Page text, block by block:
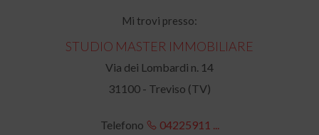
Mi trovi presso:
STUDIO MASTER IMMOBILIARE
Via dei Lombardi n. 14
31100 - Treviso (TV)
Telefono 04225911 ...